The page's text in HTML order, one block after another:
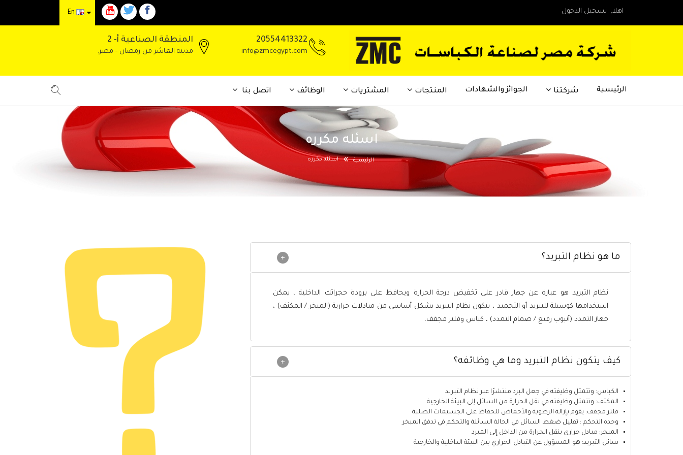
اهلا, تسجيل الدخول
20554413322
info@zmcegypt.com
المنطقة الصناعية أ- 2
مدينة العاشر من رمضان - مصر.
الرئيسية شركتنا الجوائز والشهادات المنتجات المشتريات الوظائف اتصل بنا
اسئله مكرره
الرئيسية اسئله مكرره
ما هو نظام التبريد؟
نظام التبريد هو عبارة عن جهاز قادر على تخفيض درجة الحرارة ويحافظ على برودة حجراتك الداخلية ، يمكن
استخدامها كوسيلة للتبريد أو التجميد ، يتكون نظام التبريد بشكل أساسي من مبادلات حرارية (المبخر / المكثف) ،
جهاز التمدد (أنبوب رفيع / صمام التمدد) ، كباس وفلتر مجفف.
كيف يتكون نظام التبريد وما هي وظائفه؟
الكباس: وتتمثل وظيفته في جعل البرد منتشرًا عبر نظام التبريد
المكثف: وتتمثل وظيفته في نقل الحرارة من السائل إلى البيئة الخارجية
فلتر مجفف: يقوم بإزالة الرطوبة والأحماض للحفاظ على الجسيمات الصلبة
وحدة التحكم : تقليل ضغط السائل في الحالة السائلة والتحكم في تدفق المبخر
المبخر: مبادل حراري ينقل الحرارة من الداخل إلى المبرد
سائل التبريد: هو المسؤول عن التبادل الحراري بين البيئة الداخلية والخارجية